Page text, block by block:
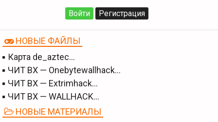
Войти Регистрация
НОВЫЕ ФАЙЛЫ
Карта de_aztec…
ЧИТ BX — Onebytewallhack…
ЧИТ BX — Extrimhack…
ЧИТ BX — WALLHACK…
НОВЫЕ МАТЕРИАЛЫ